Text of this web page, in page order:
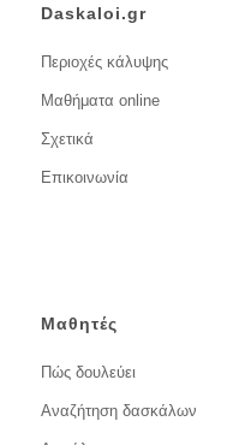
Daskaloi.gr
Περιοχές κάλυψης
Μαθήματα online
Σχετικά
Επικοινωνία
Μαθητές
Πώς δουλεύει
Αναζήτηση δασκάλων